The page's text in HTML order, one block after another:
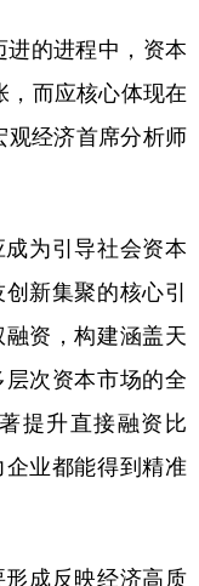
的进程中，资本
，而应核心体现在
观经济首席分析师
为引导社会资本
新集聚的核心引
资，构建涵盖天
次资本市场的全
提升直接融资比
业都能得到精准
成反映经济高质